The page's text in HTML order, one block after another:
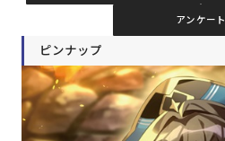
アンケート
ピンナップ